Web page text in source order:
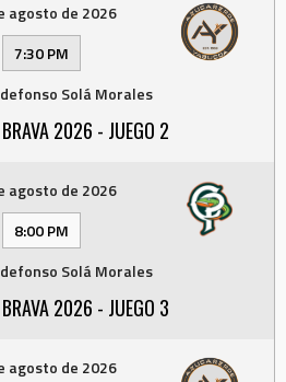
agosto de 2026
7:30 PM
Solá Morales
BRAVA 2026 - JUEGO 2
agosto de 2026
8:00 PM
Solá Morales
BRAVA 2026 - JUEGO 3
agosto de 2026